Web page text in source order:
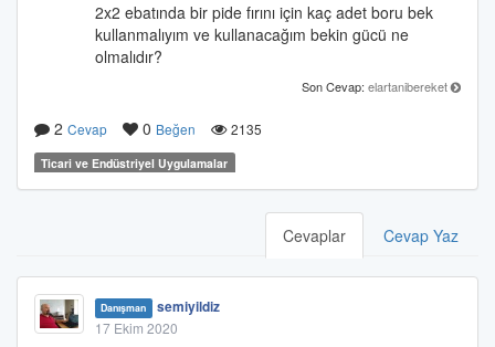
2x2 ebatında bir pide fırını için kaç adet boru bek
kullanmalıyım ve kullanacağım bekin gücü ne
olmalıdır?
Son Cevap: elartanibereket
2 Cevap 0 Beğen 2135
Ticari ve Endüstriyel Uygulamalar
Cevaplar Cevap Yaz
Danışman semiyildiz
17 Ekim 2020